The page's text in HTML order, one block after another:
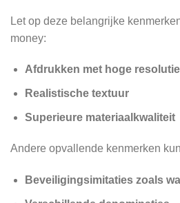
Let op deze belangrijke
money:
Afdrukken met hoge resolutie
Realistische textuur
Superieure materiaalkwaliteit
Andere opvallende kenmerken
Beveiligingsimitaties zoals